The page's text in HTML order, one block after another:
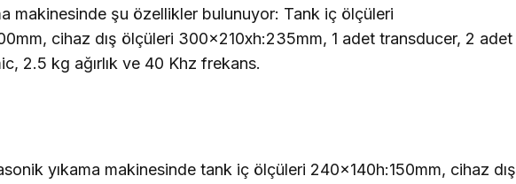
makinesinde şu özellikler bulunuyor: Tank iç ölçüleri
cihaz dış ölçüleri 300x210xh:235mm, 1 adet transducer, 2 adet
2.5 kg ağırlık ve 40 Khz frekans.
yıkama makinesinde tank iç ölçüleri 240x140h:150mm, cihaz dış